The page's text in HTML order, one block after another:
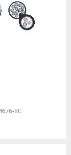
8C